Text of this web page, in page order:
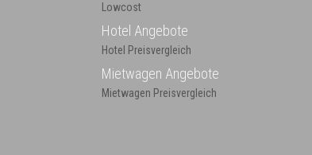
Lowcost
Hotel Angebote
Hotel Preisvergleich
Mietwagen Angebote
Mietwagen Preisvergleich